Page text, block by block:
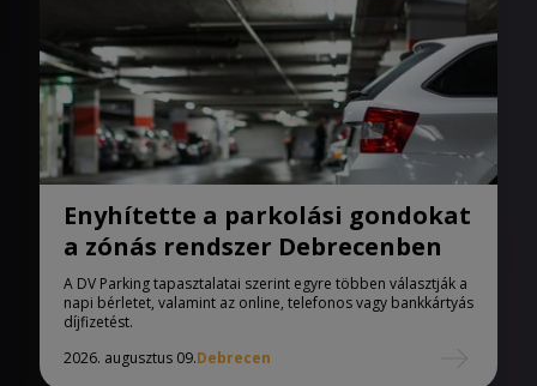
Enyhítette a parkolási gondokat
a zónás rendszer Debrecenben
A DV Parking tapasztalatai szerint egyre többen választják a
napi bérletet, valamint az online, telefonos vagy bankkártyás
díjfizetést.
2026. augusztus 09.Debrecen